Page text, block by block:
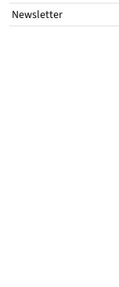
Newsletter